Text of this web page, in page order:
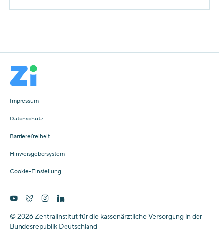
Impressum
Datenschutz
Barrierefreiheit
Hinweisgebersystem
Cookie-Einstellung
© 2026 Zentralinstitut für die kassenärztliche Versorgung in der
Bundesrepublik Deutschland